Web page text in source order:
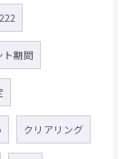
222
ト期間
クリアリング